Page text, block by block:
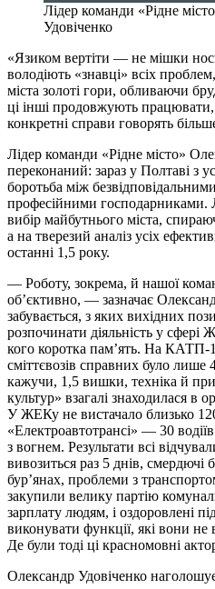
Лідер команди «Рідне
Удовіченко
«Язиком вертіти — не мішки
володіють «знавці» всіх
міста золоті гори, обливаючи
ці інші продовжують
конкретні справи говорять
Лідер команди «Рідне місто»
переконаний: зараз у Полтаві з
боротьба між
професійними
вибір майбутнього міста,
а на тверезий аналіз усіх
останні 1,5 року.
— Роботу, зокрема, й нашої
об’єктивно, — зазначає
забувається, з яких вихідних
розпочинати діяльність у
кого коротка пам’ять. На КАТП-
сміттєвозів справних було лише
кажучи, 1,5 вишки, техніка й
культур» взагалі знаходилася в
У ЖЕКу не вистачало близько
«Електроавтотрансі» — 30
з вогнем. Результати всі
вивозиться раз 5 днів, смердючі
бур’янах, проблеми з
закупили велику партію
зарплату людям, і оздоровлені
виконувати функції, які вони не
Де були тоді ці красномовні
Олександр Удовіченко